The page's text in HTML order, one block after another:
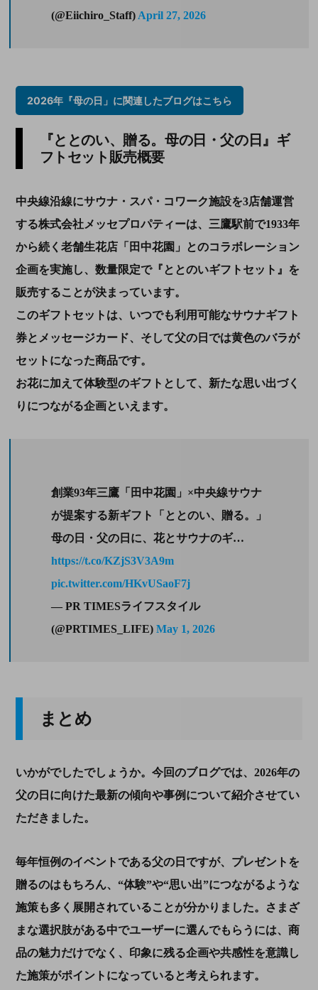
(@Eiichiro_Staff) April 27, 2026
2026年『母の日」に関連したブログはこちら
『ととのい、贈る。母の日・父の日』ギ
フトセット販売概要
中央線沿線にサウナ・スパ・コワーク施設を3店舗運営
する株式会社メッセプロパティーは、三鷹駅前で1933年
から続く老舗生花店「田中花園」とのコラボレーション
企画を実施し、数量限定で『ととのいギフトセット』 を
販売することが決まっています。
このギフトセットは、いつでも利用可能なサウナギフト
券とメッセージカード、そして父の日では黄色のバラが
セットになった商品です。
お花に加えて体験型のギフトとして、新たな思い出づく
りにつながる企画といえます。
創業93年三鷹「田中花園」×中央線サウナ
が提案する新ギフト「ととのい、贈る。」
母の日・父の日に、花とサウナのギ…
https://t.co/KZjS3V3A9m
pic.twitter.com/HKvUSaoF7j
— PR TIMESライフスタイル
(@PRTIMES_LIFE) May 1, 2026
まとめ
いかがでしたでしょうか。今回のブログでは、2026年の
父の日に向けた最新の傾向や事例について紹介させてい
ただきました。
毎年恒例のイベントである父の日ですが、プレゼントを
贈るのはもちろん、“体験”や“思い出”につながるような
施策も多く展開されていることが分かりました。さまざ
まな選択肢がある中でユーザーに選んでもらうには、商
品の魅力だけでなく、印象に残る企画や共感性を意識し
た施策がポイントになっていると考えられます。